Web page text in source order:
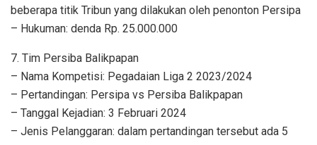
beberapa titik Tribun yang dilakukan oleh penonton Persipa
– Hukuman: denda Rp. 25.000.000
7. Tim Persiba Balikpapan
– Nama Kompetisi: Pegadaian Liga 2 2023/2024
– Pertandingan: Persipa vs Persiba Balikpapan
– Tanggal Kejadian: 3 Februari 2024
– Jenis Pelanggaran: dalam pertandingan tersebut ada 5